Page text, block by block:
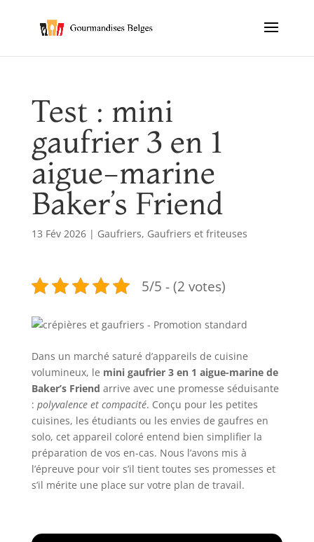
Test : mini
gaufrier 3 en 1
aigue-marine
Baker’s Friend
13 Fév 2026| Gaufriers, Gaufriers et friteuses
5/5 - (2 votes)
Dans un marché saturé d’appareils de cuisine
volumineux, le mini gaufrier 3 en 1 aigue-marine de
Baker’s Friend arrive avec une promesse séduisante
: polyvalence et compacité. Conçu pour les petites
cuisines, les étudiants ou les envies de gaufres en
solo, cet appareil coloré entend bien simplifier la
préparation de vos en-cas. Nous l’avons mis à
l’épreuve pour voir s’il tient toutes ses promesses et
s’il mérite une place sur votre plan de travail.